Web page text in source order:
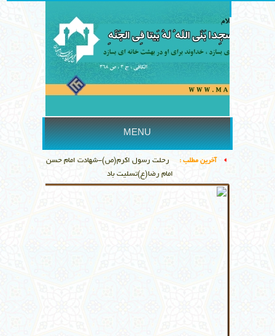
MENU
آخرین مطلب :
رحلت رسول اکرم(ص)-شهادت امام حسن(ع)-شهادت
امام رضا(ع)تسلیت باد